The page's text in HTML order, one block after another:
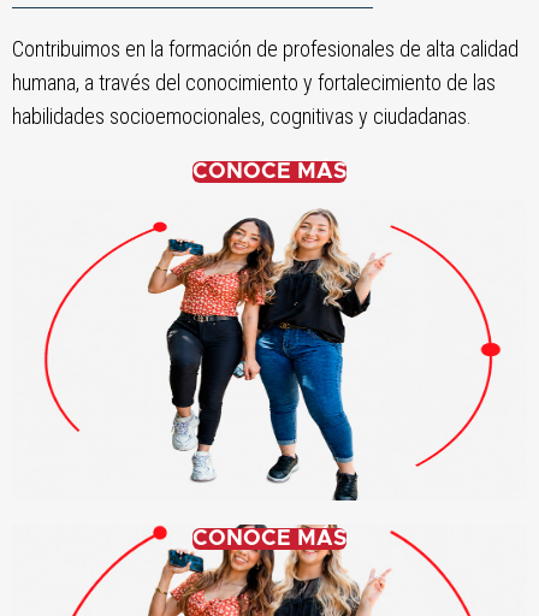
Contribuimos en la formación de profesionales de alta calidad
humana, a través del conocimiento y fortalecimiento de las
habilidades socioemocionales, cognitivas y ciudadanas.
CONOCE MÁS
CONOCE MÁS